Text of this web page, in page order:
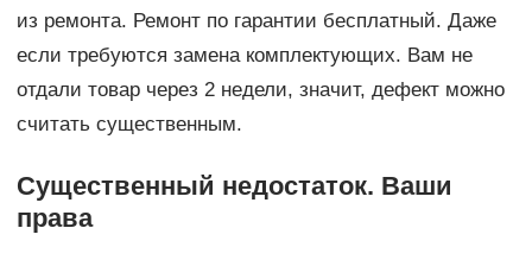
из ремонта. Ремонт по гарантии бесплатный. Даже
если требуются замена комплектующих. Вам не
отдали товар через 2 недели, значит, дефект можно
считать существенным.
Существенный недостаток. Ваши
права